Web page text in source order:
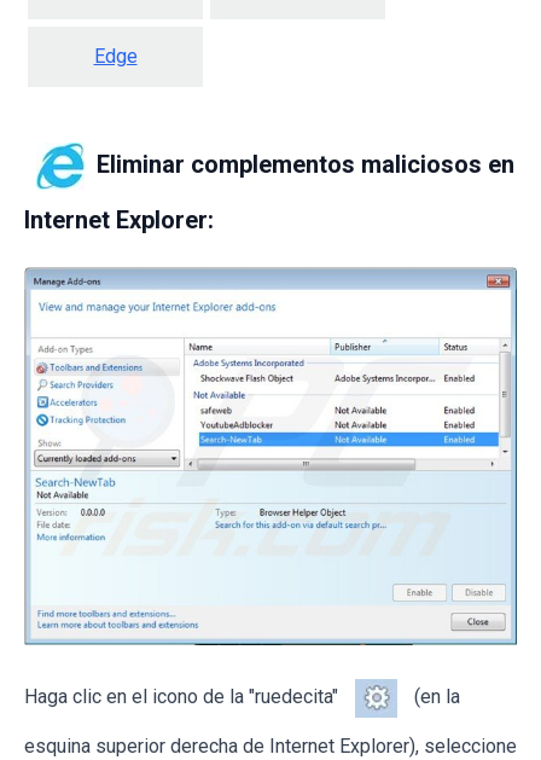
Edge
Eliminar complementos maliciosos en
Internet Explorer:
Haga clic en el icono de la "ruedecita" (en la
esquina superior derecha de Internet Explorer), seleccione